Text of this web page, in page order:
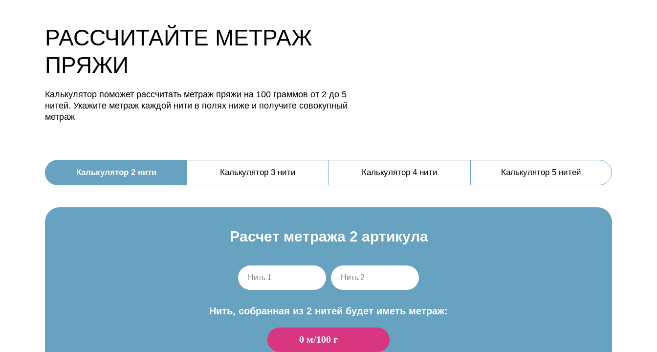
РАССЧИТАЙТЕ МЕТРАЖ
ПРЯЖИ
Калькулятор поможет рассчитать метраж пряжи на 100 граммов от 2 до 5
нитей. Укажите метраж каждой нити в полях ниже и получите совокупный
метраж
Калькулятор 2 нити Калькулятор 3 нити Калькулятор 4 нити Калькулятор 5 нитей
Нить 1 Нить 2
Расчет метража 2 артикула
Нить, собранная из 2 нитей будет иметь метраж:
0 м/100 г